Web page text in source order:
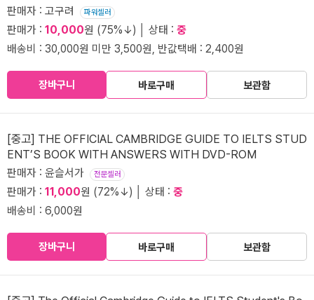
판매자 : 고구려 파워셀러
판매가 : 10,000원 (75%↓) │ 상태 : 중
배송비 : 30,000원 미만 3,500원, 반값택배 : 2,400원
장바구니 바로구매 보관함
[중고] THE OFFICIAL CAMBRIDGE GUIDE TO IELTS STUD
ENT’S BOOK WITH ANSWERS WITH DVD-ROM
판매자 : 윤슬서가 전문셀러
판매가 : 11,000원 (72%↓) │ 상태 : 중
배송비 : 6,000원
장바구니 바로구매 보관함